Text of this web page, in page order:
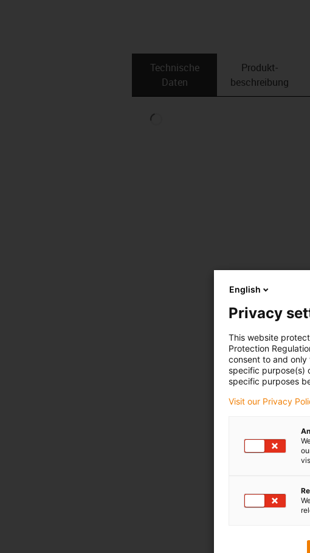
Technische
Daten
Produkt­
beschreibung
English
Privacy
This website
Protection
consent to and
specific purpose(s)
specific purposes
Visit our Privacy